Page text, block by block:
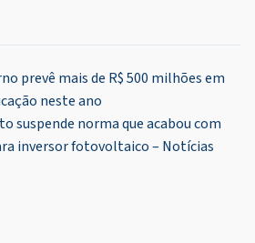
prevê mais de R$ 500 milhões em
neste ano
suspende norma que acabou com
inversor fotovoltaico – Notícias